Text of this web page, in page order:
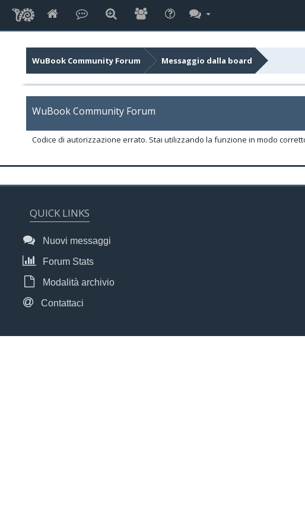
WuBook Community Forum Messaggio dalla board
WuBook Community Forum
Codice di autorizzazione errato. Stai utilizzando la funzione in modo
QUICK LINKS
Nuovi messaggi
Forum Stats
Modalità archivio
Contattaci